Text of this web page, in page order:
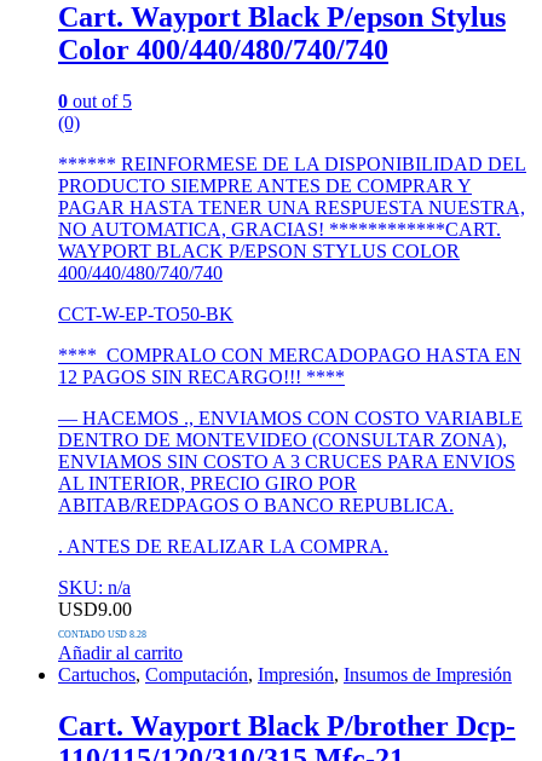
Cart. Wayport Black P/epson Stylus
Color 400/440/480/740/740
0 out of 5
(0)
****** REINFORMESE DE LA DISPONIBILIDAD DEL
PRODUCTO SIEMPRE ANTES DE COMPRAR Y
PAGAR HASTA TENER UNA RESPUESTA NUESTRA,
NO AUTOMATICA, GRACIAS! ************CART.
WAYPORT BLACK P/EPSON STYLUS COLOR
400/440/480/740/740
CCT-W-EP-TO50-BK
**** COMPRALO CON MERCADOPAGO HASTA EN
12 PAGOS SIN RECARGO!!! ****
— HACEMOS ., ENVIAMOS CON COSTO VARIABLE
DENTRO DE MONTEVIDEO (CONSULTAR ZONA),
ENVIAMOS SIN COSTO A 3 CRUCES PARA ENVIOS
AL INTERIOR, PRECIO GIRO POR
ABITAB/REDPAGOS O BANCO REPUBLICA.
. ANTES DE REALIZAR LA COMPRA.
SKU: n/a
USD9.00
CONTADO USD 8.28
Añadir al carrito
Cartuchos, Computación, Impresión, Insumos de Impresión
Cart. Wayport Black P/brother Dcp-